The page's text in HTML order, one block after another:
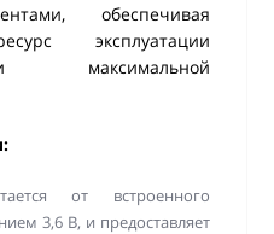
обеспечивая
эксплуатации
максимальной
от встроенного
3,6 В, и предоставляет